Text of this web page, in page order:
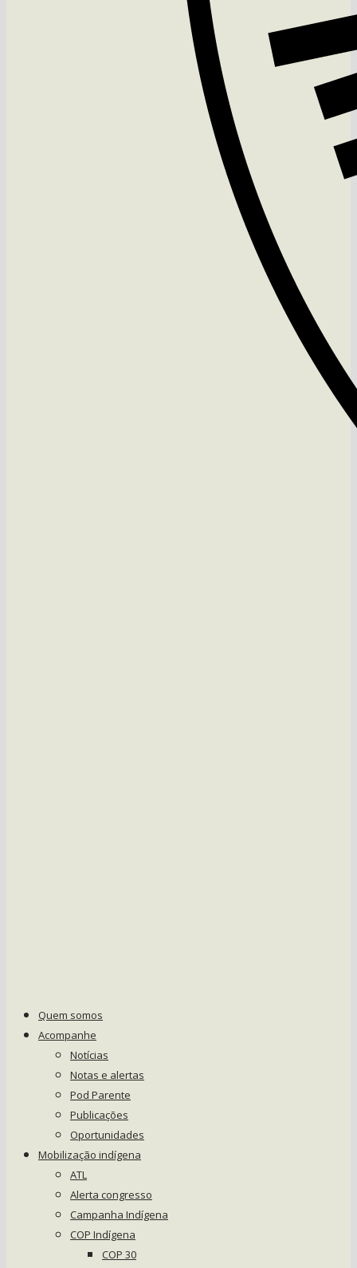
Quem somos
Acompanhe
Notícias
Notas e alertas
Pod Parente
Publicações
Oportunidades
Mobilização indígena
ATL
Alerta congresso
Campanha Indígena
COP Indígena
COP 30